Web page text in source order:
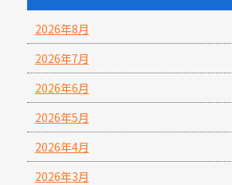
2026年8月
2026年7月
2026年6月
2026年5月
2026年4月
2026年3月